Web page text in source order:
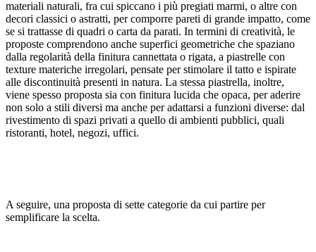
materiali naturali, fra cui spiccano i più pregiati marmi, o altre con
decori classici o astratti, per comporre pareti di grande impatto, come
se si trattasse di quadri o carta da parati. In termini di creatività, le
proposte comprendono anche superfici geometriche che spaziano
dalla regolarità della finitura cannettata o rigata, a piastrelle con
texture materiche irregolari, pensate per stimolare il tatto e ispirate
alle discontinuità presenti in natura. La stessa piastrella, inoltre,
viene spesso proposta sia con finitura lucida che opaca, per aderire
non solo a stili diversi ma anche per adattarsi a funzioni diverse: dal
rivestimento di spazi privati a quello di ambienti pubblici, quali
ristoranti, hotel, negozi, uffici.
A seguire, una proposta di sette categorie da cui partire per
semplificare la scelta.